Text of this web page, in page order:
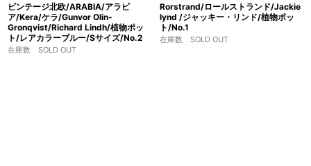
ビンテージ北欧/ARABIA/アラビ
ア/Kera/ケラ/Gunvor Olin-
Gronqvist/Richard Lindh/植物ポッ
ト/レアカラーブルー/Sサイズ/No.2
在庫数 SOLD OUT
Rorstrand/ロールストランド/Jackie
lynd /ジャッキー・リンド/植物ポッ
ト/No.1
在庫数 SOLD OUT